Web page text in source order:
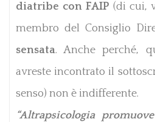
diatribe con FAIP (di cui,
membro del Consiglio
sensata. Anche perché,
avreste incontrato il
senso) non è indifferente.
“Altrapsicologia